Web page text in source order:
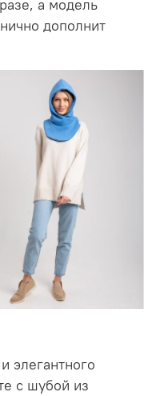
а модель
дополнит
элегантного
с шубой из